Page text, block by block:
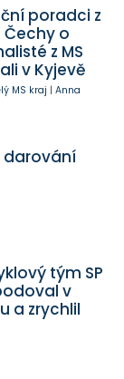
poradci z
Čechy o
z MS
v Kyjevě
MS kraj | Anna
darování
tým SP
v
a zrychlil